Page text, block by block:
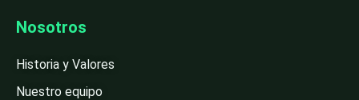
Nosotros
Historia y Valores
Nuestro equipo